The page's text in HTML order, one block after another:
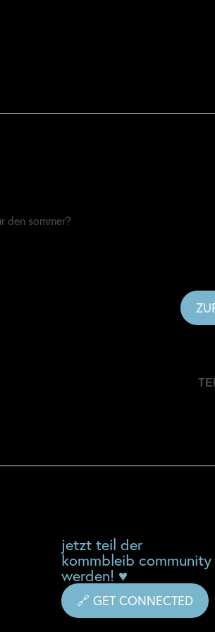
jetzt teil der
kommbleib community
werden! ♥
🔗 GET CONNECTED